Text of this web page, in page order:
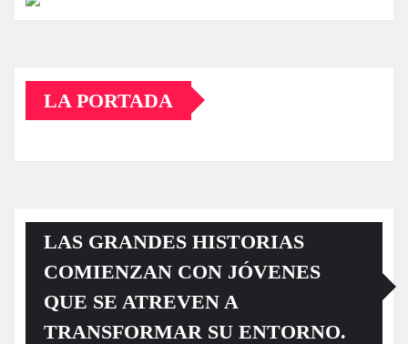
LA PORTADA
LAS GRANDES HISTORIAS
COMIENZAN CON JÓVENES
QUE SE ATREVEN A
TRANSFORMAR SU ENTORNO.